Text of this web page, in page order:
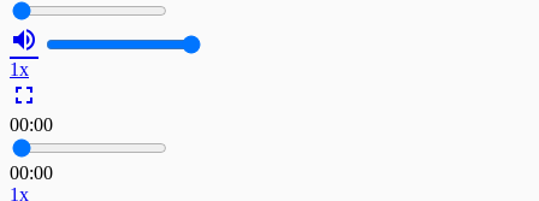
volume_up
1x
fullscreen
00:00
00:00
1x